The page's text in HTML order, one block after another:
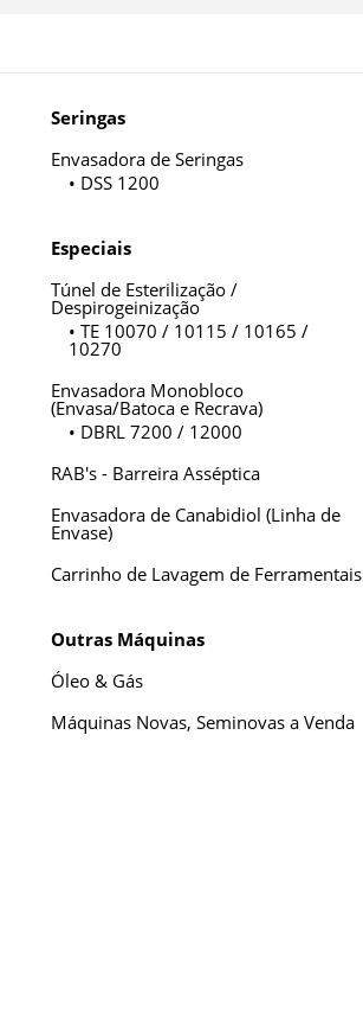
Seringas
Envasadora de Seringas
• DSS 1200
Especiais
Túnel de Esterilização /
Despirogeinização
• TE 10070 / 10115 / 10165 /
10270
Envasadora Monobloco
(Envasa/Batoca e Recrava)
• DBRL 7200 / 12000
RAB's - Barreira Asséptica
Envasadora de Canabidiol (Linha de
Envase)
Carrinho de Lavagem de Ferramentais
Outras Máquinas
Óleo & Gás
Máquinas Novas, Seminovas a Venda